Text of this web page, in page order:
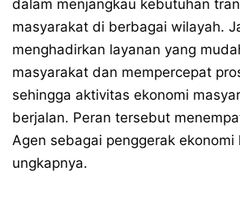
dalam menjangkau kebutuhan
masyarakat di berbagai wilayah.
menghadirkan layanan yang
masyarakat dan mempercepat
sehingga aktivitas ekonomi
berjalan. Peran tersebut
Agen sebagai penggerak ekonomi
ungkapnya.